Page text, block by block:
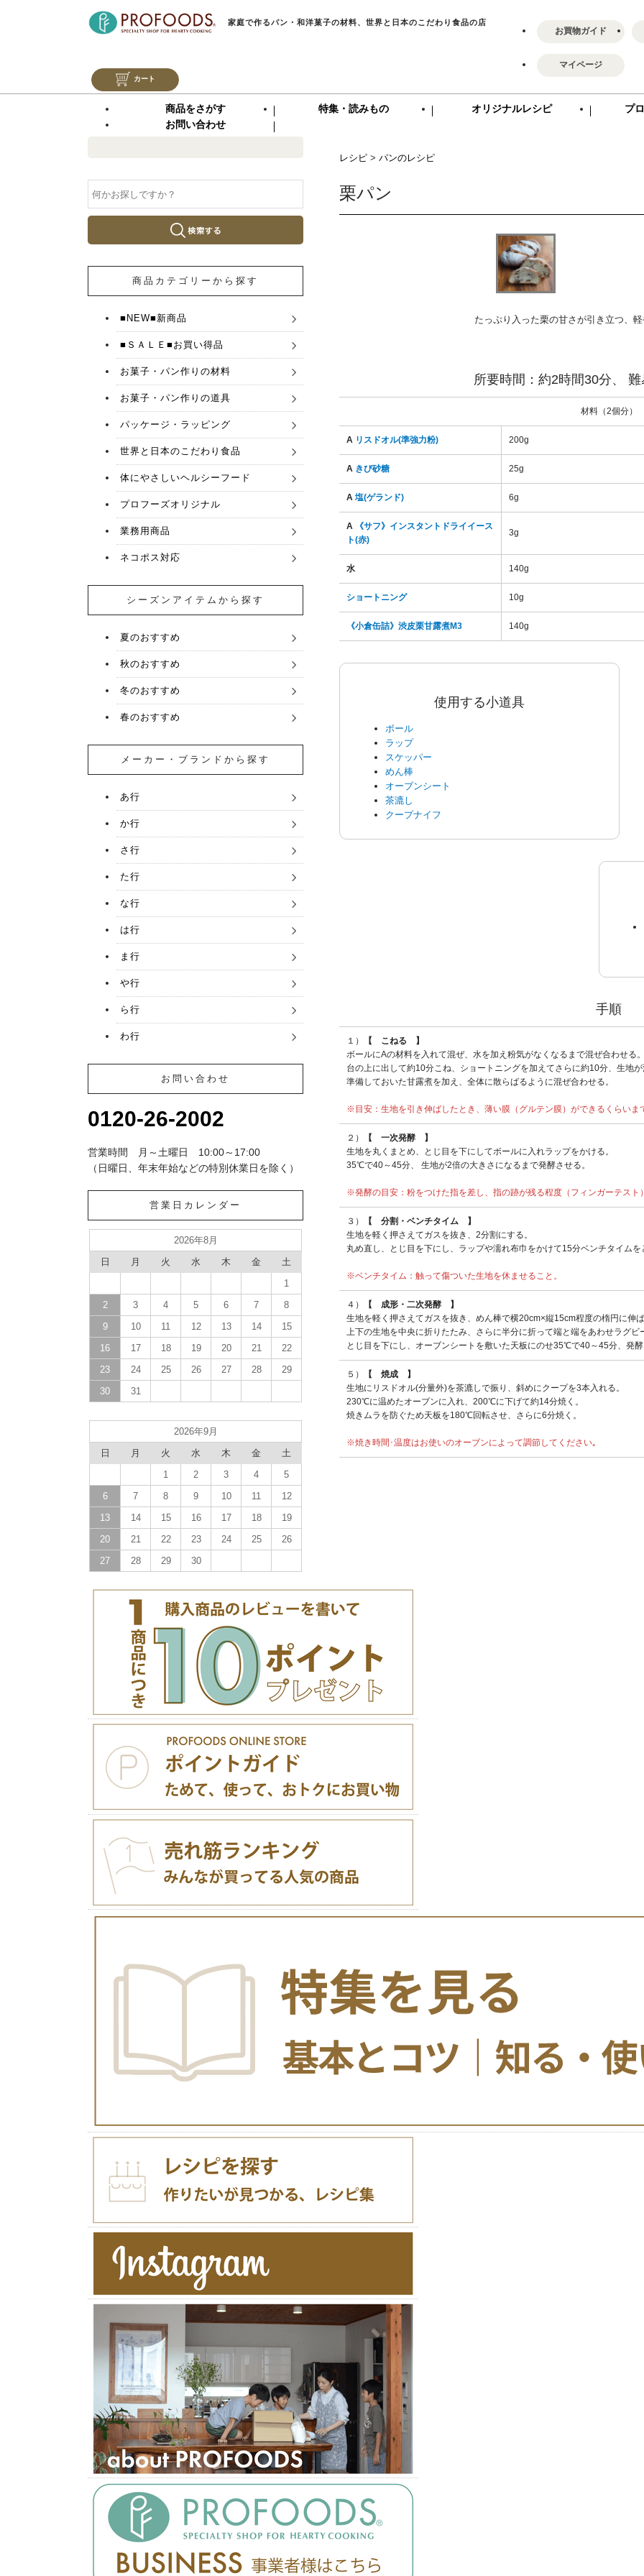
家庭で作るパン・和洋菓子の材料、世界と日本のこだわり食品の店
お買物ガイド
マイページ
カート
商品をさがす 特集・読みもの オリジナルレシピ
プ
お問い合わせ
レシピ > パンのレシピ
栗パン
たっぷり入った栗の甘さが引き立つ、軽
所要時間：約2時間30分
材料（2個分）
A リスドオル(準強力粉) 200g
A きび砂糖 25g
A 塩(ゲランド) 6g
A
《サフ》インスタントドライイース
ト(赤)
3g
水 140g
ショートニング 10g
《小倉缶詰》渋皮栗甘露煮M3 140g
使用する小道具
ボール
ラップ
スケッパー
めん棒
オーブンシート
茶漉し
クープナイフ
手順
１）
【 こねる 】
ボールにAの材料を入れて混ぜ、水を加え粉気がなくなるまで混ぜ合わせる。
台の上に出して約10分こね、ショートニングを加えてさらに約10分、生地が
準備しておいた甘露煮を加え、全体に散らばるように混ぜ合わせる。
※目安：生地を引き伸ばしたとき、薄い膜（グルテン膜）ができるくらいま
２）
【 一次発酵 】
生地を丸くまとめ、とじ目を下にしてボールに入れラップをかける。
35℃で40～45分、 生地が2倍の大きさになるまで発酵させる。
※発酵の目安：粉をつけた指を差し、指の跡が残る程度（フィンガーテスト
３）
【 分割・ベンチタイム 】
生地を軽く押さえてガスを抜き、2分割にする。
丸め直し、とじ目を下にし、ラップや濡れ布巾をかけて15分ベンチタイムを
※ベンチタイム：触って傷ついた生地を休ませること。
４）
【 成形・二次発酵 】
生地を軽く押さえてガスを抜き、めん棒で横20cm×縦15cm程度の楕円に伸ば
上下の生地を中央に折りたたみ、さらに半分に折って端と端をあわせラグビ
とじ目を下にし、オーブンシートを敷いた天板にのせ35℃で40～45分、発酵
５）
【 焼成 】
生地にリスドオル(分量外)を茶漉しで振り、斜めにクープを3本入れる。
230℃に温めたオーブンに入れ、200℃に下げて約14分焼く。
焼きムラを防ぐため天板を180℃回転させ、さらに6分焼く。
※焼き時間･温度はお使いのオーブンによって調節してください｡
商品カテゴリーから探す
■NEW■新商品
■ＳＡＬＥ■お買い得品
お菓子・パン作りの材料
お菓子・パン作りの道具
パッケージ・ラッピング
世界と日本のこだわり食品
体にやさしいヘルシーフード
プロフーズオリジナル
業務用商品
ネコポス対応
シーズンアイテムから探す
夏のおすすめ
秋のおすすめ
冬のおすすめ
春のおすすめ
メーカー・ブランドから探す
あ行
か行
さ行
た行
な行
は行
ま行
や行
ら行
わ行
お問い合わせ
0120-26-2002
営業時間 月～土曜日 10:00～17:00
（日曜日、年末年始などの特別休業日を除く）
営業日カレンダー
2026年8月
日
月 火 水 木 金
土
1
2
3 4 5 6 7
8
9
10 11 12 13 14
15
16
17 18 19 20 21
22
23
24 25 26 27 28
29
30
31
2026年9月
日
月 火 水 木 金
土
1
2 3 4
5
6
7 8 9 10 11
12
13
14 15 16 17 18
19
20
21 22 23 24 25
26
27
28 29 30